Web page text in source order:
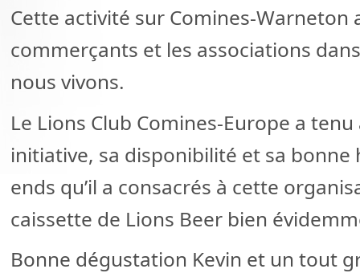
Cette activité sur Comines-Warneton
commerçants et les associations
nous vivons.
Le Lions Club Comines-Europe a
initiative, sa disponibilité et sa
ends qu’il a consacrés à cette
caissette de Lions Beer bien
Bonne dégustation Kevin et un tout